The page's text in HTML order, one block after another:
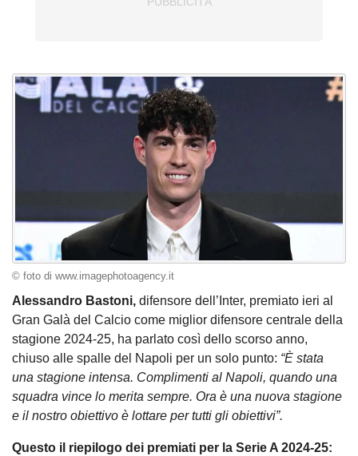
© foto di www.imagephotoagency.it
Alessandro Bastoni, difensore dell’Inter, premiato ieri al
Gran Galà del Calcio come miglior difensore centrale della
stagione 2024-25, ha parlato così dello scorso anno,
chiuso alle spalle del Napoli per un solo punto: “È stata
una stagione intensa. Complimenti al Napoli, quando una
squadra vince lo merita sempre. Ora è una nuova stagione
e il nostro obiettivo è lottare per tutti gli obiettivi”.
Questo il riepilogo dei premiati per la Serie A 2024-25: